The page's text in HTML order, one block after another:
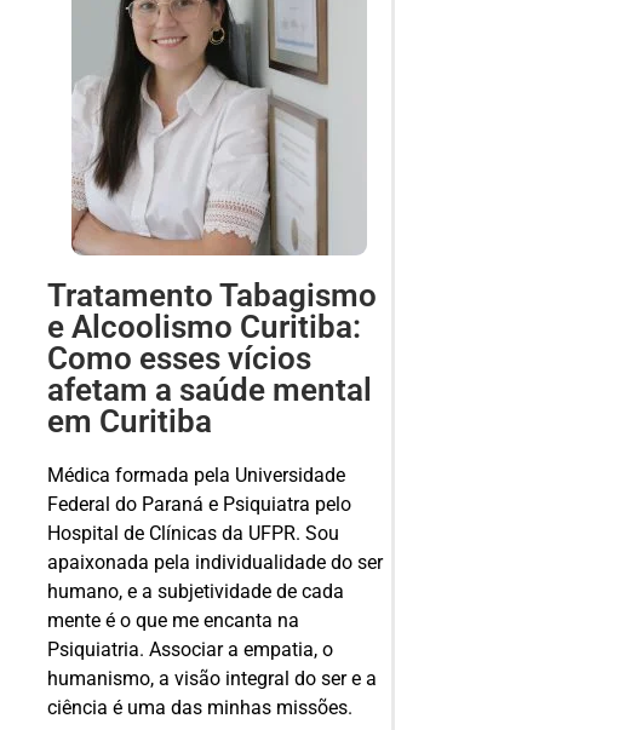
Tratamento Tabagismo
e Alcoolismo Curitiba:
Como esses vícios
afetam a saúde mental
em Curitiba
Médica formada pela Universidade
Federal do Paraná e Psiquiatra pelo
Hospital de Clínicas da UFPR. Sou
apaixonada pela individualidade do ser
humano, e a subjetividade de cada
mente é o que me encanta na
Psiquiatria. Associar a empatia, o
humanismo, a visão integral do ser e a
ciência é uma das minhas missões.